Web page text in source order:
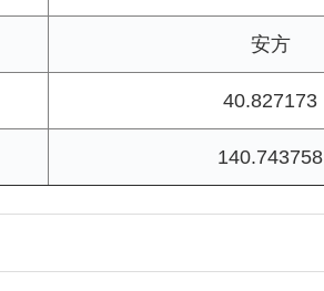
安方
40.827173
140.743758